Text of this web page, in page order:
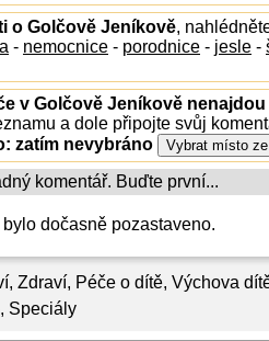
, Zdraví, Péče o dítě, Výchova
, Speciály
o Golčově Jeníkově,
- nemocnice - porodnice - jesle -
v Golčově Jeníkově
a dole připojte svůj
zatím nevybráno
komentář. Buďte první...
dočasně pozastaveno.